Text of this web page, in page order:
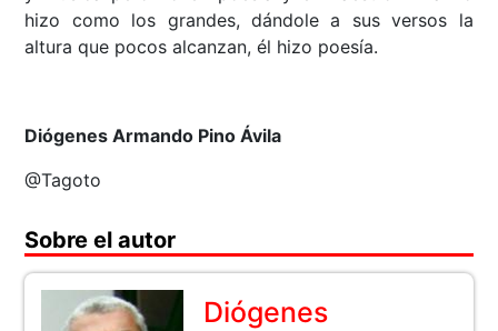
hizo como los grandes, dándole a sus versos la
altura que pocos alcanzan, él hizo poesía.
Diógenes Armando Pino Ávila
@Tagoto
Sobre el autor
Diógenes